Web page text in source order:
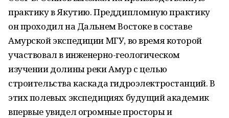
практику в Якутию. Преддипломную практику
он проходил на Дальнем Востоке в составе
Амурской экспедиции МГУ, во время которой
участвовал в инженерно-геологическом
изучении долины реки Амур с целью
строительства каскада гидроэлектростанций. В
этих полевых экспедициях будущий академик
впервые увидел огромные просторы и